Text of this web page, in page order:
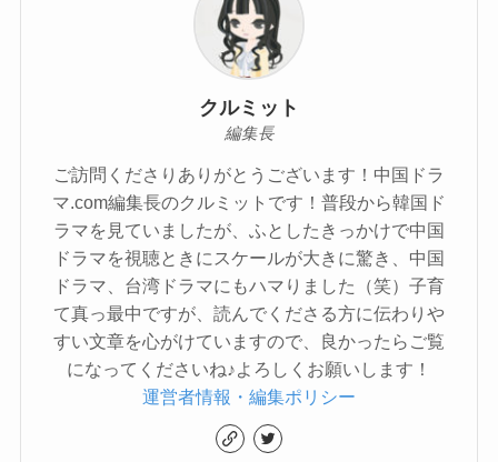
クルミット
編集長
ご訪問くださりありがとうございます！中国ドラ
マ.com編集長のクルミットです！普段から韓国ド
ラマを見ていましたが、ふとしたきっかけで中国
ドラマを視聴ときにスケールが大きに驚き、中国
ドラマ、台湾ドラマにもハマりました（笑）子育
て真っ最中ですが、読んでくださる方に伝わりや
すい文章を心がけていますので、良かったらご覧
になってくださいね♪よろしくお願いします！
運営者情報・編集ポリシー